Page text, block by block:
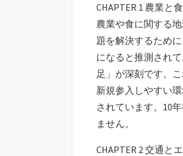
CHAPTER 1 農業と食
農業や食に関する
題を解決するため
になると推測され
足」が深刻です。
新規参入しやすい
されています。10
ません。
CHAPTER 2 交通と